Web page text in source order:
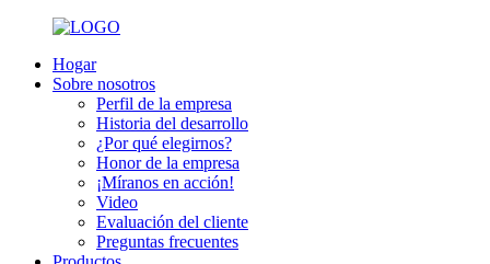
Hogar
Sobre nosotros
Perfil de la empresa
Historia del desarrollo
¿Por qué elegirnos?
Honor de la empresa
¡Míranos en acción!
Video
Evaluación del cliente
Preguntas frecuentes